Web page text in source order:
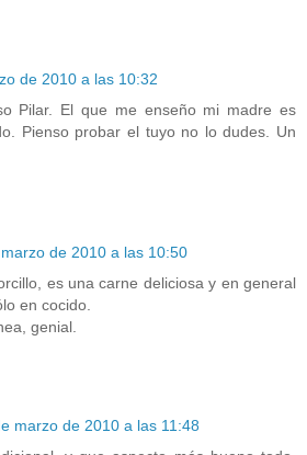
de 2010 a las 10:32
Pilar. El que me enseño mi madre es
Pienso probar el tuyo no lo dudes. Un
de 2010 a las 10:50
es una carne deliciosa y en general
en cocido.
genial.
marzo de 2010 a las 11:48